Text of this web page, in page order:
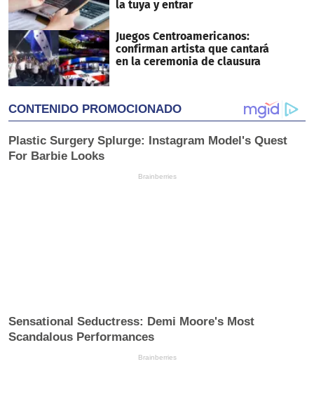
la tuya y entrar
Juegos Centroamericanos:
confirman artista que cantará
en la ceremonia de clausura